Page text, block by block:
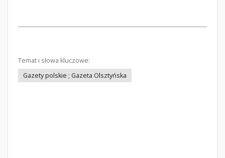
Temat i słowa kluczowe:
Gazety polskie ; Gazeta Olsztyńska